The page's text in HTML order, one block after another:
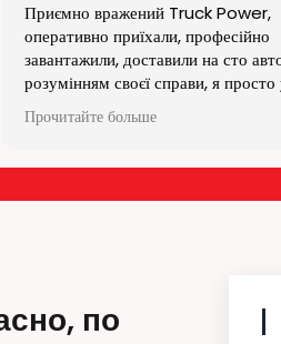
3 раза пользовались услугами truck
power. Все отлично! Никаких
нареканий к персоналу и качеству
услуг! Спасибо!
по